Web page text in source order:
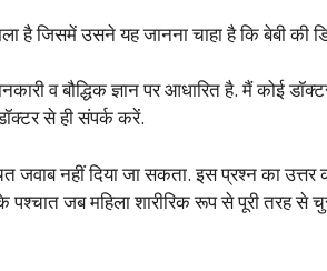
है जिसमें उसने यह जानना चाहा है कि बेबी
व बौद्धिक ज्ञान पर आधारित है. मैं कोई
से ही संपर्क करें.
जवाब नहीं दिया जा सकता. इस प्रश्न का उत्तर
पश्चात जब महिला शारीरिक रूप से पूरी तरह